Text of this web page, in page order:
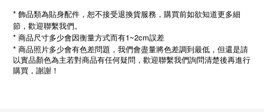
* 飾品類為貼身配件，恕不接受退換貨服務，購買前如欲知道更多細
節，歡迎聯繫我們。
* 商品尺寸多少會因衡量方式而有1~2cm誤差
* 商品照片多少會有色差問題，我們會盡量將色差調到最低，但還是請
以實品顏色為主若對商品有任何疑問，歡迎聯繫我們詢問清楚後再進行
購買，謝謝！